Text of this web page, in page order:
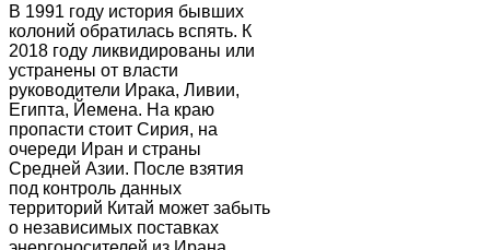
В 1991 году история бывших
колоний обратилась вспять. К
2018 году ликвидированы или
устранены от власти
руководители Ирака, Ливии,
Египта, Йемена. На краю
пропасти стоит Сирия, на
очереди Иран и страны
Средней Азии. После взятия
под контроль данных
территорий Китай может забыть
о независимых поставках